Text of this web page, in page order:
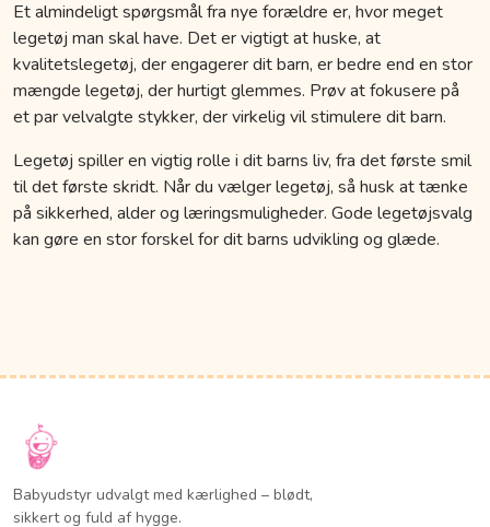
Et almindeligt spørgsmål fra nye forældre er, hvor meget
legetøj man skal have. Det er vigtigt at huske, at
kvalitetslegetøj, der engagerer dit barn, er bedre end en stor
mængde legetøj, der hurtigt glemmes. Prøv at fokusere på
et par velvalgte stykker, der virkelig vil stimulere dit barn.
Legetøj spiller en vigtig rolle i dit barns liv, fra det første smil
til det første skridt. Når du vælger legetøj, så husk at tænke
på sikkerhed, alder og læringsmuligheder. Gode legetøjsvalg
kan gøre en stor forskel for dit barns udvikling og glæde.
Babyudstyr udvalgt med kærlighed – blødt,
sikkert og fuld af hygge.